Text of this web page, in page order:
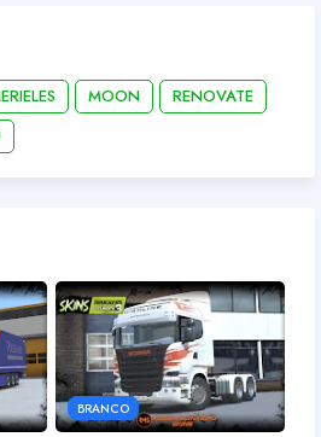
MOON
RENOVATE
BRANCO